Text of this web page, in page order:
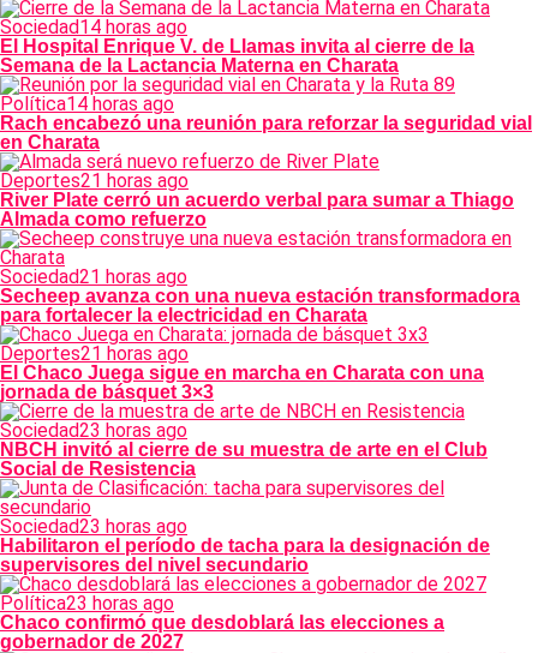
Sociedad14 horas ago
El Hospital Enrique V. de Llamas invita al cierre de la
Semana de la Lactancia Materna en Charata
Política14 horas ago
Rach encabezó una reunión para reforzar la seguridad vial
en Charata
Deportes21 horas ago
River Plate cerró un acuerdo verbal para sumar a Thiago
Almada como refuerzo
Sociedad21 horas ago
Secheep avanza con una nueva estación transformadora
para fortalecer la electricidad en Charata
Deportes21 horas ago
El Chaco Juega sigue en marcha en Charata con una
jornada de básquet 3×3
Sociedad23 horas ago
NBCH invitó al cierre de su muestra de arte en el Club
Social de Resistencia
Sociedad23 horas ago
Habilitaron el período de tacha para la designación de
supervisores del nivel secundario
Política23 horas ago
Chaco confirmó que desdoblará las elecciones a
gobernador de 2027